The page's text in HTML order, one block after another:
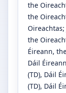
the
the
Oireachtas;
the
Éireann,
Dáil
(TD), Dáil
(TD), Dáil